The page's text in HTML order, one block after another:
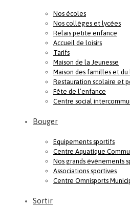
Nos écoles
Nos collèges et lycées
Relais petite enfance
Accueil de loisirs
Tarifs
Maison de la Jeunesse
Maison des familles et du
Restauration scolaire et
Fête de l’enfance
Centre social
Bouger
Equipements sportifs
Centre Aquatique
Nos grands évènements
Associations sportives
Centre Omnisports
Sortir